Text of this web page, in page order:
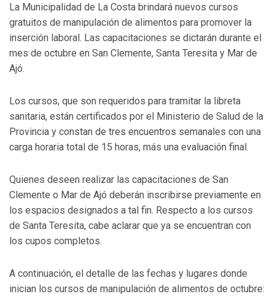
La Municipalidad de La Costa brindará nuevos cursos
gratuitos de manipulación de alimentos para promover la
inserción laboral. Las capacitaciones se dictarán durante el
mes de octubre en San Clemente, Santa Teresita y Mar de
Ajó.
Los cursos, que son requeridos para tramitar la libreta
sanitaria, están certificados por el Ministerio de Salud de la
Provincia y constan de tres encuentros semanales con una
carga horaria total de 15 horas, más una evaluación final.
Quienes deseen realizar las capacitaciones de San
Clemente o Mar de Ajó deberán inscribirse previamente en
los espacios designados a tal fin. Respecto a los cursos
de Santa Teresita, cabe aclarar que ya se encuentran con
los cupos completos.
A continuación, el detalle de las fechas y lugares donde
inician los cursos de manipulación de alimentos de octubre: